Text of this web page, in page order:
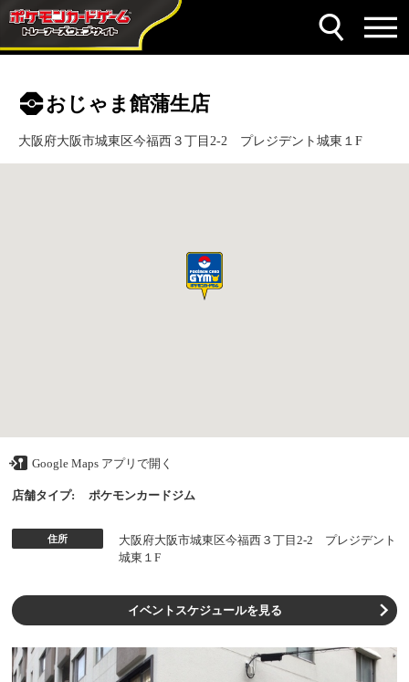
おじゃま館蒲生店
大阪府大阪市城東区今福西３丁目2-2 プレジデント城東１F
Google Maps アプリで開く
店舗タイプ: ポケモンカードジム
住所
大阪府大阪市城東区今福西３丁目2-2 プレジデント
城東１F
イベントスケジュールを見る